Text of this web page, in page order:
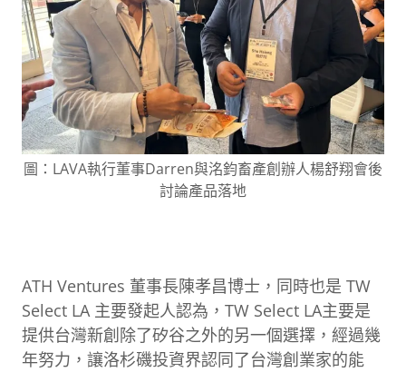
圖：LAVA執行董事Darren與洺鈞畜產創辦人楊舒翔會後
討論產品落地
ATH Ventures 董事長陳孝昌博士，同時也是 TW
Select LA 主要發起人認為，TW Select LA主要是
提供台灣新創除了矽谷之外的另一個選擇，經過幾
年努力，讓洛杉磯投資界認同了台灣創業家的能